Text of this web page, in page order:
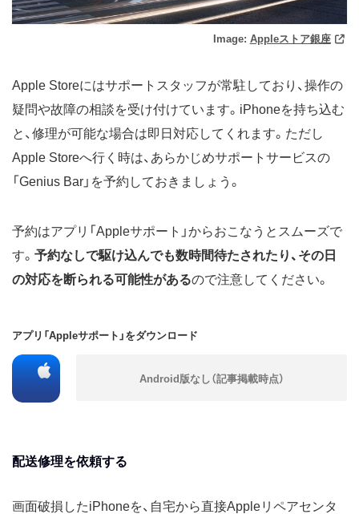
Image: Appleストア銀座
Apple Storeにはサポートスタッフが常駐しており、操作の
疑問や故障の相談を受け付けています。iPhoneを持ち込む
と、修理が可能な場合は即日対応してくれます。ただし
Apple Storeへ行く時は、あらかじめサポートサービスの
「Genius Bar」を予約しておきましょう。
予約はアプリ「Appleサポート」からおこなうとスムーズで
す。 予約なしで駆け込んでも数時間待たされたり、その日
の対応を断られる可能性があるので注意してください。
アプリ「Appleサポート」をダウンロード
配送修理を依頼する
画面破損したiPhoneを、自宅から直接Appleリペアセンタ